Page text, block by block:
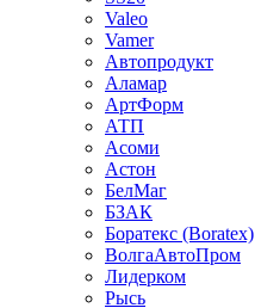
Valeo
Vamer
Автопродукт
Аламар
АртФорм
АТП
Асоми
Астон
БелМаг
БЗАК
Боратекс (Boratex)
ВолгаАвтоПром
Лидерком
Рысь